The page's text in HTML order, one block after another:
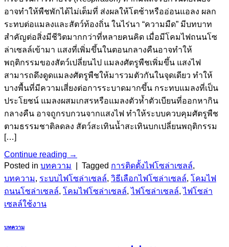
อาจทำให้พืชพักได้ไม่เต็มที่ ส่งผลให้โตช้าหรืออ่อนแอลง ผลก
ระทบต่อแมลงและสัตว์ท้องถิ่น ในไร่นา “ความมืด” มีบทบาท
สำคัญต่อสิ่งมีชีวิตมากกว่าที่หลายคนคิด เมื่อมีโคมไฟถนนโซ
ล่าเซลล์เข้ามา แสงที่เพิ่มขึ้นในตอนกลางคืนอาจทำให้
พฤติกรรมของสัตว์เปลี่ยนไป แมลงศัตรูพืชเพิ่มขึ้น แสงไฟ
สามารถดึงดูดแมลงศัตรูพืชให้มารวมตัวกันในจุดเดียว ทำให้
บางพื้นที่มีความเสี่ยงต่อการระบาดมากขึ้น กระทบแมลงที่เป็น
ประโยชน์ แมลงผสมเกสรหรือแมลงตัวห้ำตัวเบียนที่ออกหากิน
กลางคืน อาจถูกรบกวนจากแสงไฟ ทำให้ระบบควบคุมศัตรูพืช
ตามธรรมชาติลดลง สัตว์สะเทินน้ำสะเทินบกเปลี่ยนพฤติกรรม
[…]
Continue reading →
Posted in บทความ Tagged การติดตั้งไฟโซล่าเซลล์,
บทความ, ระบบไฟโซล่าเซลล์, วิธีเลือกไฟโซล่าเซลล์, โคมไฟ
ถนนโซล่าเซลล์, โคมไฟโซล่าเซลล์,ไฟโซล่าเซลล์,ไฟโซล่า
เซลล์ใช้งาน
บทความ